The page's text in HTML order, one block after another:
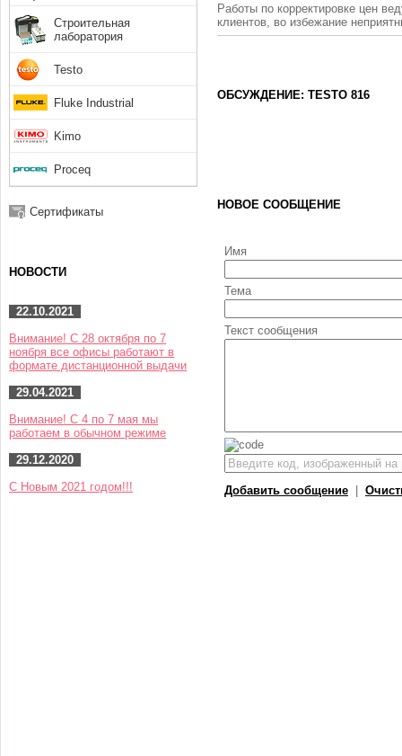
Работы по корректировке цен
клиентов, во избежание
ОБСУЖДЕНИЕ: TESTO 816
НОВОЕ СООБЩЕНИЕ
Имя
Тема
Текст сообщения
Добавить сообщение
Строительная
лаборатория
Testo
Fluke Industrial
Kimo
Proceq
Сертификаты
НОВОСТИ
22.10.2021
Внимание! С 28 октября по 7
ноября все офисы работают в
формате дистанционной выдачи
29.04.2021
Внимание! С 4 по 7 мая мы
работаем в обычном режиме
29.12.2020
С Новым 2021 годом!!!